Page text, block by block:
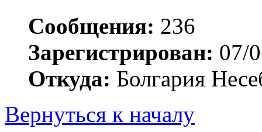
Сообщения: 236
Зарегистрирован: 07/
Откуда: Болгария
Вернуться к началу